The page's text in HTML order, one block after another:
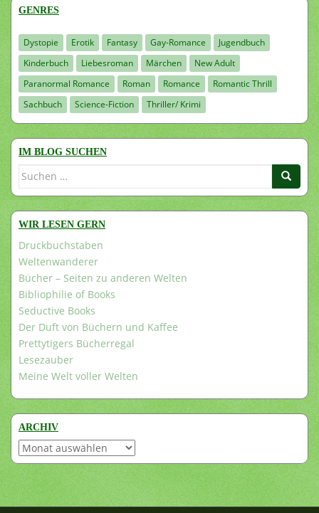
GENRES
Dystopie Erotik Fantasy Gay-Romance
Jugendbuch
Kinderbuch
Liebesroman Märchen
New Adult
Paranormal Romance
Roman Romance
Romantic Thrill
Sachbuch
Science-Fiction Thriller/ Krimi
IM BLOG SUCHEN
Suchen
WIR LESEN GERN
Druckbuchstaben
Weltenwanderer
Bücher – Seiten zu anderen Welten
Bibliophilie of Books
Seductive Books
Der Duft von Büchern und Kaffee
Prettytigers Bücherregal
Lesezauber
Meine Welt voller Welten
ARCHIV
Archiv